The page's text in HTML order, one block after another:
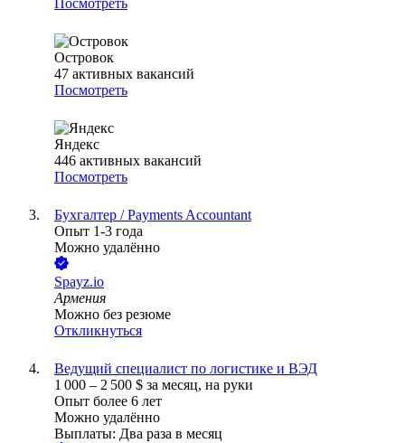
Посмотреть
Островок
47 активных вакансий
Посмотреть
Яндекс
446 активных вакансий
Посмотреть
Бухгалтер / Payments Accountant
Опыт 1-3 года
Можно удалённо
Spayz.io
Армения
Можно без резюме
Откликнуться
Ведущий специалист по логистике и ВЭД
1 000 – 2 500 $ за месяц, на руки
Опыт более 6 лет
Можно удалённо
Выплаты: Два раза в месяц